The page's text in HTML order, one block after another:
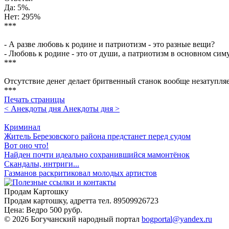
Да: 5%.
Нет: 295%
***
- А разве любовь к родине и патриотизм - это разные вещи?
- Любовь к родине - это от души, а патриотизм в основном
***
Отсутствие денег делает бритвенный станок вообще
***
Печать страницы
< Анекдоты дня Анекдоты дня >
Криминал
Житель Березовского района предстанет перед судом
Вот оно что!
Найден почти идеально сохранившийся мамонтёнок
Скандалы, интриги...
Газманов раскритиковал молодых артистов
Продам Картошку
Продам картошку, адретта тел. 89509926723
Цена: Ведро 500 рубр.
© 2026 Богучанский народный портал bogportal@yandex.ru